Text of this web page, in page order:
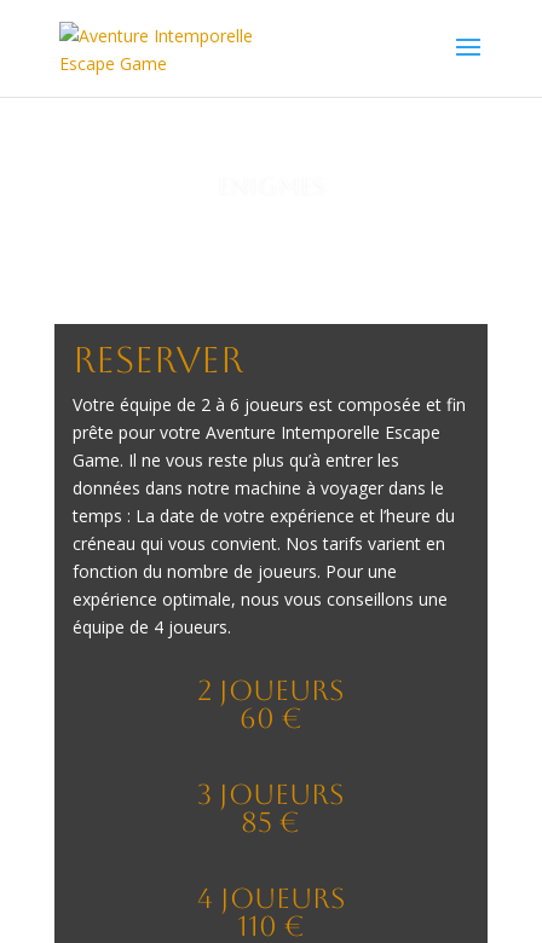
RESERVER
Votre équipe de 2 à 6 joueurs est composée et fin
prête pour votre Aventure Intemporelle Escape
Game. Il ne vous reste plus qu’à entrer les
données dans notre machine à voyager dans le
temps : La date de votre expérience et l’heure du
créneau qui vous convient. Nos tarifs varient en
fonction du nombre de joueurs. Pour une
expérience optimale, nous vous conseillons une
équipe de 4 joueurs.
2 Joueurs
60 €
3 Joueurs
85 €
4 Joueurs
110 €